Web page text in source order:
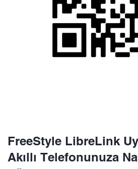
FreeStyle LibreLink
Akıllı Telefonunuza